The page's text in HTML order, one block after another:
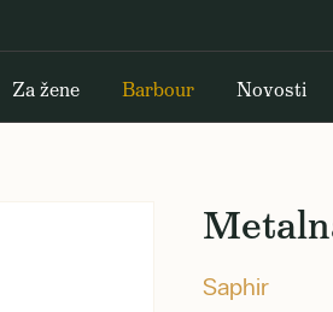
Za žene Barbour Novosti
Saphir